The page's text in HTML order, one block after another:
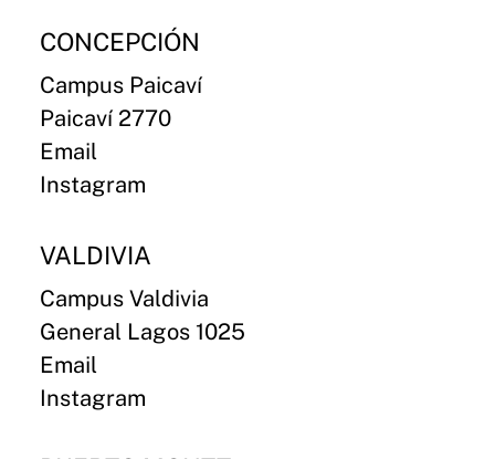
CONCEPCIÓN
Campus Paicaví
Paicaví 2770
Email
Instagram
VALDIVIA
Campus Valdivia
General Lagos 1025
Email
Instagram